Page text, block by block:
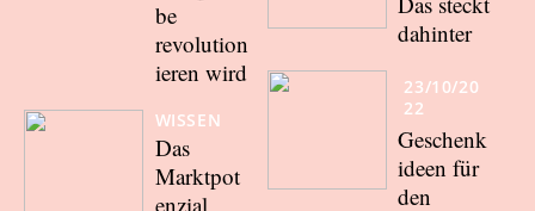
be
revolution
ieren wird
WISSEN
Das
Marktpot
enzial
dahinter
23/10/20
22
Geschenk
ideen für
den